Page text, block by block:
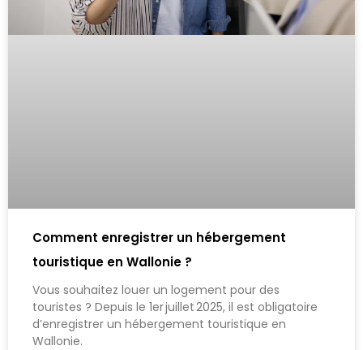
Comment enregistrer un hébergement
touristique en Wallonie ?
Vous souhaitez louer un logement pour des
touristes ? Depuis le 1er juillet 2025, il est obligatoire
d’enregistrer un hébergement touristique en
Wallonie.